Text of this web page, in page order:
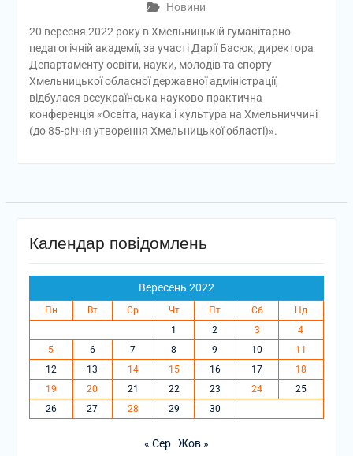
Новини
20 вересня 2022 року в Хмельницькій гуманітарно-
педагогічній академії, за участі Дарії Басюк, директора
Департаменту освіти, науки, молодів та спорту
Хмельницької обласної державної адміністрації,
відбулася всеукраїнська науково-практична
конференція «Освіта, наука і культура на Хмельниччині
(до 85-річчя утворення Хмельницької області)».
Календар повідомлень
Вересень 2022
Пн Вт Ср Чт Пт Сб
Нд
1
2 3
4
5
6 7 8 9 10
11
12
13 14 15 16 17
18
19
20 21 22 23 24
25
26
27 28 29 30
« Сер Жов »